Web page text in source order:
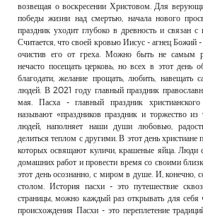
возвещая о воскресении Христовом. Для
победы жизни над смертью, начала нового
праздник уходит глубоко в древность и связан с
Считается, что своей кровью Иисус - агнец Божий
очистив его от греха. Можно быть не самым
нечасто посещать церковь, но всех в этот день
благодати, желание прощать, любить,
людей. В 2021 году главный праздник
мая. Пасха - главный праздник
называют «праздников праздник и торжество из
людей, наполняет наши души любовью,
делиться теплом с другими. В этот день
которых освящают куличи, крашеные яйца. Люди
домашних работ и провести время со своими
этот день осознанно, с миром в душе. И, конечно,
столом. История пасхи - это путешествие
страницы, можно каждый раз открывать для себя
происхождения Пасхи - это переплетение